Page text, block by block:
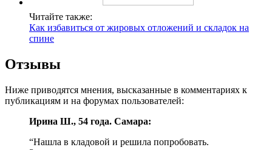
Читайте также:
Как избавиться от жировых отложений и складок на
спине
Отзывы
Ниже приводятся мнения, высказанные в комментариях к
публикациям и на форумах пользователей:
Ирина Ш., 54 года. Самара:
“Нашла в кладовой и решила попробовать.